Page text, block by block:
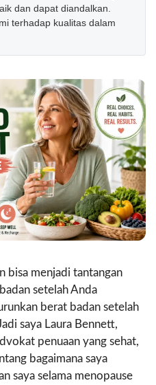
dan dapat diandalkan.
terhadap kualitas dalam
bisa menjadi tantangan
setelah Anda
berat badan setelah
saya Laura Bennett,
penuaan yang sehat,
bagaimana saya
saya selama menopause